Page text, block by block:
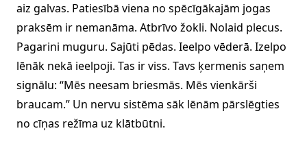
aiz galvas. Patiesībā viena no spēcīgākajām jogas
praksēm ir nemanāma. Atbrīvo žokli. Nolaid plecus.
Pagarini muguru. Sajūti pēdas. Ieelpo vēderā. Izelpo
lēnāk nekā ieelpoji. Tas ir viss. Tavs ķermenis saņem
signālu: “Mēs neesam briesmās. Mēs vienkārši
braucam.” Un nervu sistēma sāk lēnām pārslēgties
no cīņas režīma uz klātbūtni.